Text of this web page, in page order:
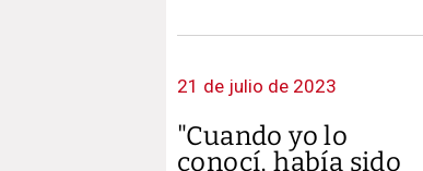
21 de julio de 2023
"Cuando yo lo
conocí, había sido